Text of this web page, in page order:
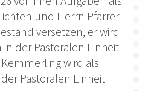
und Herrn Pfarrer
versetzen, er wird
der Pastoralen Einheit
wird als
Pastoralen Einheit